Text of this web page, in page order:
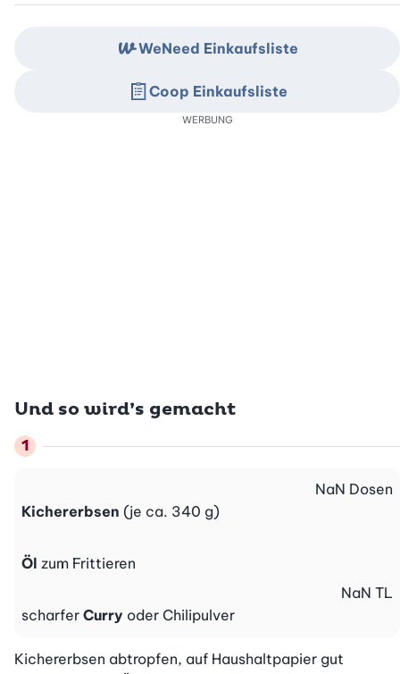
Und so wird’s gemacht
Kichererbsen (je ca. 340 g)
NaN Dosen
Öl zum Frittieren
scharfer Curry oder Chilipulver
NaN TL
Kichererbsen abtropfen, auf Haushaltpapier gut
WeNeed Einkaufsliste
Coop Einkaufsliste
WERBUNG